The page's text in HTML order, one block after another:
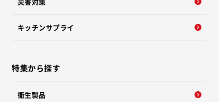
キッチンサプライ
特集から探す
衛生製品